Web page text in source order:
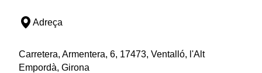
Adreça
Carretera, Armentera, 6, 17473, Ventalló, l'Alt
Empordà, Girona